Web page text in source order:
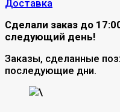
Доставка
Сделали заказ до
следующий день!
Заказы, сделанные
последующие дни.
\